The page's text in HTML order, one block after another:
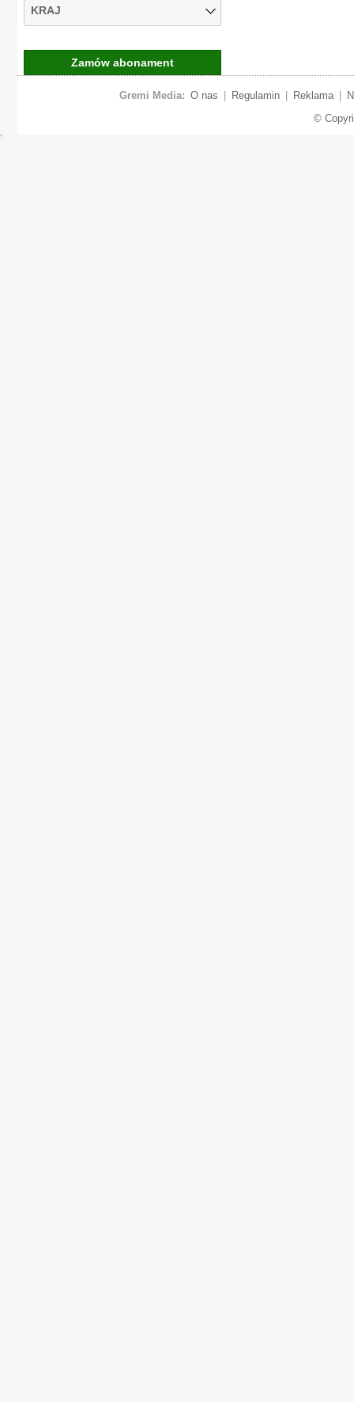
KRAJ
Zamów abonament
Gremi Media: O nas Regulamin Reklama
©